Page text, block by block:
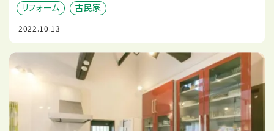
リフォーム 古民家
2022.10.13